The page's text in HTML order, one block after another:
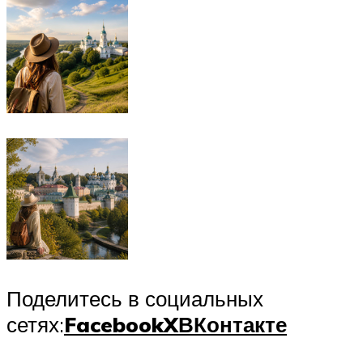
Поделитесь в социальных
сетях:FacebookXВКонтакте